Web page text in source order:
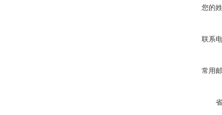
您的
联系
常用